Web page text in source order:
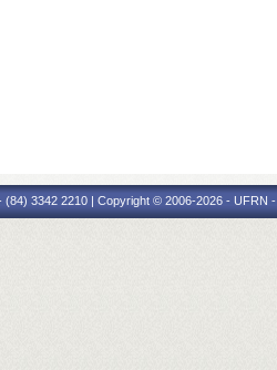
3342 2210 | Copyright © 2006-2026 - UFRN